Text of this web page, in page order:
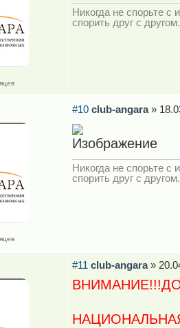
Никогда не спорьте с
спорить друг с другом.
#10 club-angara»
Никогда не спорьте с
спорить друг с другом.
#11 club-angara»